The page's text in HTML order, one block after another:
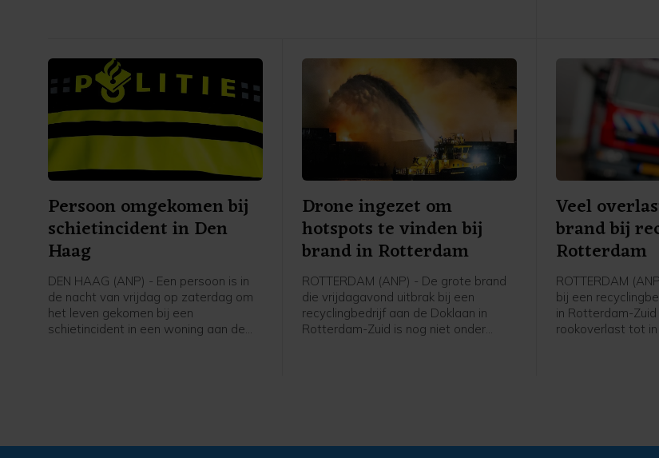
Persoon omgekomen bij
schietincident in Den
Haag
DEN HAAG (ANP) - Een persoon is in
de nacht van vrijdag op zaterdag om
het leven gekomen bij een
schietincident in een woning aan de
Drone ingezet om
hotspots te vinden bij
brand in Rotterdam
ROTTERDAM (ANP) - De grote brand
die vrijdagavond uitbrak bij een
recyclingbedrijf aan de Doklaan in
Rotterdam-Zuid is nog niet onder
Veel
brand bij
Rotterdam
ROTTERDAM
bij een
in Rotterdam-
rookoverlast tot